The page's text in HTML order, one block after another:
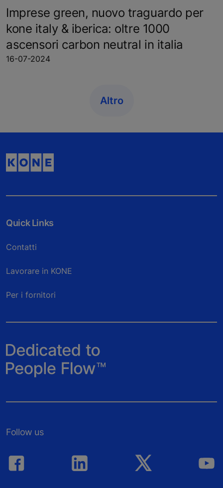
Imprese green, nuovo traguardo per
kone italy & iberica: oltre 1000
ascensori carbon neutral in italia
16-07-2024
Altro
Quick Links
Contatti
Lavorare in KONE
Per i fornitori
Follow us